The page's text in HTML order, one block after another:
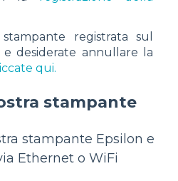
registrata sul
desiderate annullare la
qui.
stampante
stampante Epsilon e
Ethernet o WiFi